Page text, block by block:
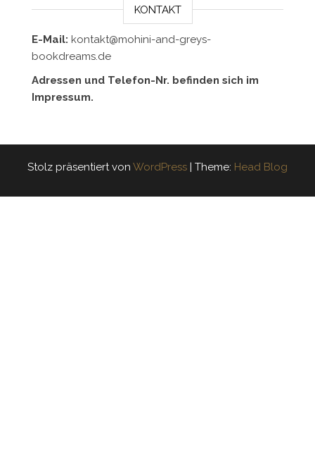
KONTAKT
E-Mail: kontakt@mohini-and-greys-
bookdreams.de
Adressen und Telefon-Nr. befinden sich im
Impressum.
Stolz präsentiert von WordPress | Theme: Head Blog